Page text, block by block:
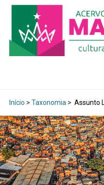
Início > Taxonomia > Assunto